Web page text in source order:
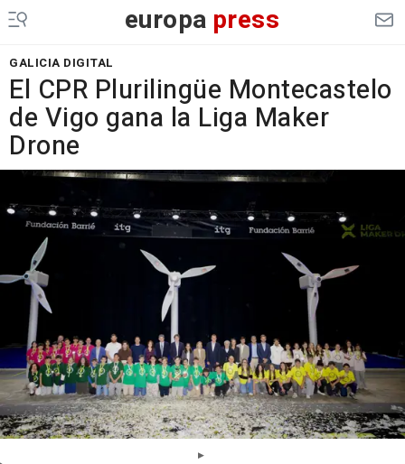
europa press
GALICIA DIGITAL
El CPR Plurilingüe Montecastelo
de Vigo gana la Liga Maker
Drone